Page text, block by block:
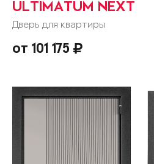
ULTIMATUM NEXT
Дверь для квартиры
от 101 175